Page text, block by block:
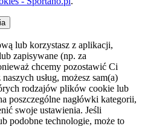
lub korzystasz z aplikacji,
zapisywane (np. za
chcemy pozostawić Ci
usług, możesz sam(a)
rodzajów plików cookie lub
poszczególne nagłówki kategorii,
swoje ustawienia. Jeśli
podobne technologie, może to